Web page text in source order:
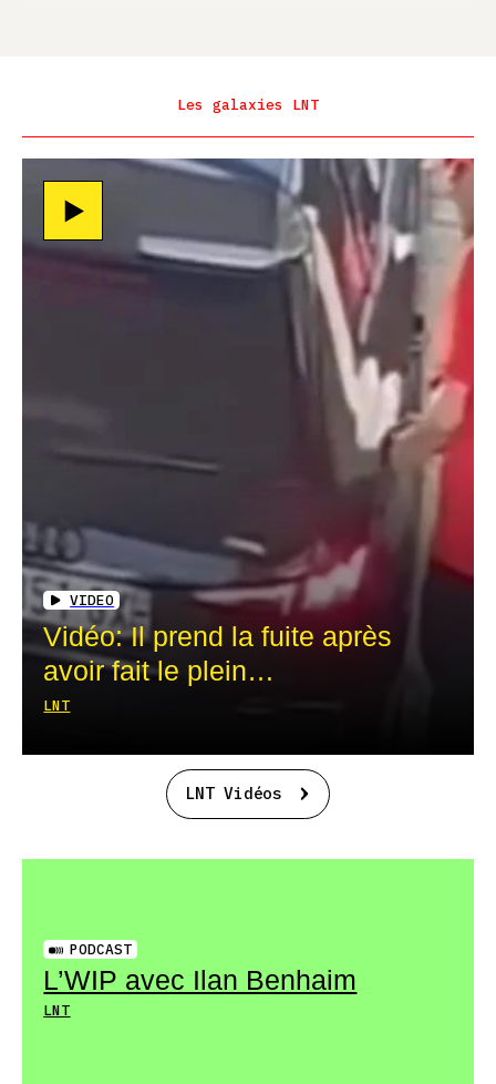
Les galaxies LNT
VIDEO
Vidéo: Il prend la fuite après
avoir fait le plein…
LNT
LNT Vidéos
PODCAST
L’WIP avec Ilan Benhaim
LNT